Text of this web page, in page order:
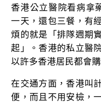
香港公立醫院看病拿
一天，還包三餐，有
煩的就是「排隊週期
起」。香港的私立醫
以許多香港居民都會
在交通方面，香港叫
便，而且不用安檢，